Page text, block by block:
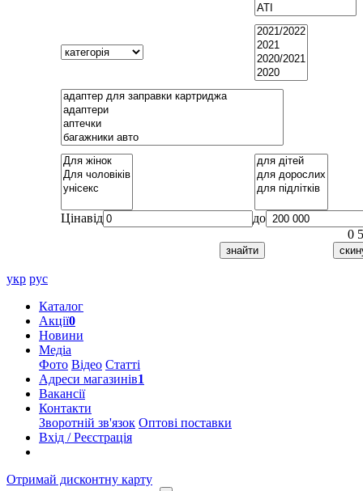
Цінавід
до
0
укр рус
Каталог
Акції0
Новини
Медіа
Фото Відео Статті
Адреси магазинів1
Вакансії
Контакти
Зворотній зв'язок Оптові поставки
Вхід / Реєстрація
Отримай дисконтну карту